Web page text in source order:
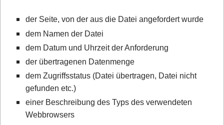
der Seite, von der aus die Datei angefordert wurde
dem Namen der Datei
dem Datum und Uhrzeit der Anforderung
der übertragenen Datenmenge
dem Zugriffsstatus (Datei übertragen, Datei nicht
gefunden etc.)
einer Beschreibung des Typs des verwendeten
Webbrowsers